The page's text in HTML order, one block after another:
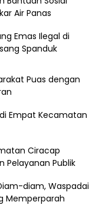
Air Panas
Emas Ilegal di
Spanduk
Puas dengan
Empat Kecamatan
Ciracap
Pelayanan Publik
diam, Waspadai
Memperparah